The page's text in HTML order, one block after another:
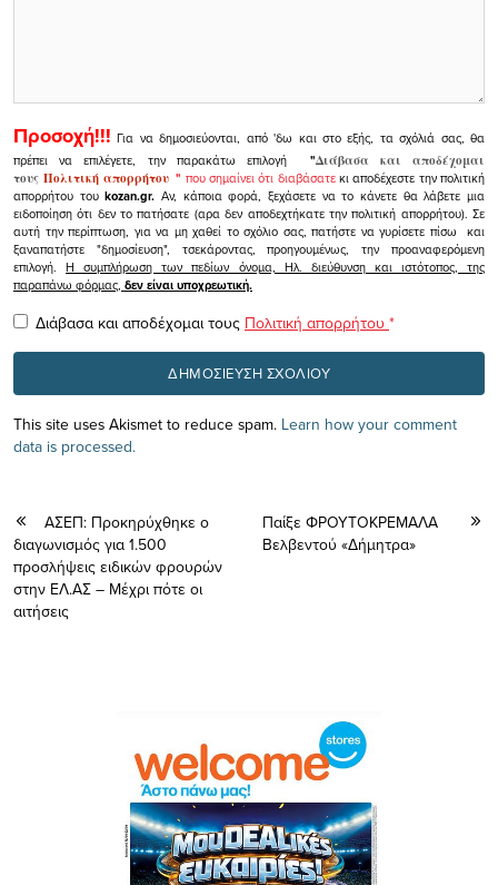
Προσοχή!!! Για να δημοσιεύονται, από 'δω και στο εξής, τα σχόλιά σας, θα
πρέπει να επιλέγετε, την παρακάτω επιλογή
"Διάβασα και αποδέχομαι
τουςΠολιτική απορρήτου" που σημαίνει ότι διαβάσατεκι αποδέχεστε την πολιτική
απορρήτου τουkozan.gr. Αν, κάποια φορά, ξεχάσετε να το κάνετε θα λάβετε μια
ειδοποίηση ότι δεν το πατήσατε (αρα δεν αποδεχτήκατε την πολιτική απορρήτου). Σε
αυτή την περίπτωση, για να μη χαθεί το σχόλιο σας, πατήστε να γυρίσετε πίσω και
ξαναπατήστε "δημοσίευση", τσεκάροντας, προηγουμένως, την προαναφερόμενη
επιλογή.Η συμπλήρωση των πεδίων όνομα, Ηλ. διεύθυνση και ιστότοπος, της
παραπάνω φόρμας, δεν είναι υποχρεωτική.
Διάβασα και αποδέχομαι τους Πολιτική απορρήτου *
This site uses Akismet to reduce spam. Learn how your comment
data is processed.
ΑΣΕΠ: Προκηρύχθηκε ο
διαγωνισμός για 1.500
προσλήψεις ειδικών φρουρών
στην ΕΛ.ΑΣ – Μέχρι πότε οι
αιτήσεις
Παίξε ΦΡΟΥΤΟΚΡΕΜΑΛΑ
Βελβεντού «Δήμητρα»